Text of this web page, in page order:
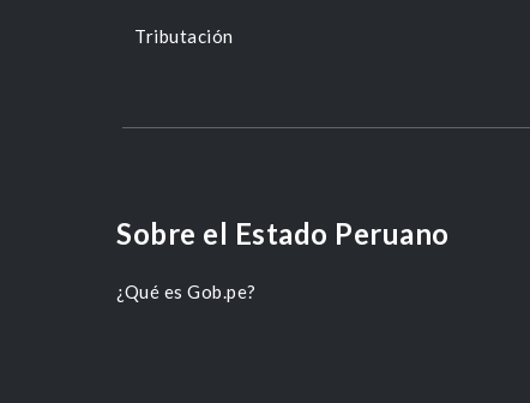
Tributación
Sobre el Estado Peruano
¿Qué es Gob.pe?